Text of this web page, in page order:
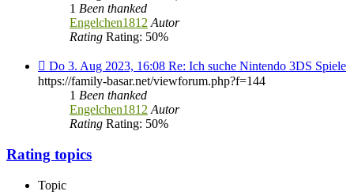
2023,
15:58 Re:
suche
Nintendo
3DS
Spiele
1 Been thanked
Engelchen1812 Autor
Rating Rating: 50%
Do
3.
Aug
2023,
16:08 Re:
suche
Nintendo
Spiele
Do 3. Aug 2023, 16:08 Re: Ich suche Nintendo 3DS Spiele
https://family-basar.net/viewforum.php?f=144
1 Been thanked
Engelchen1812 Autor
Rating Rating: 50%
Rating topics
Topic